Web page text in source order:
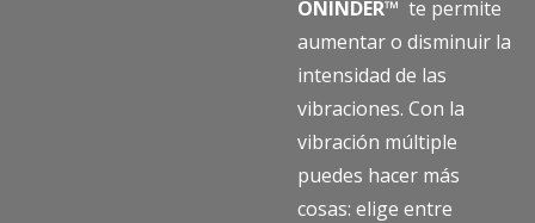
ONINDER™ te permite
aumentar o disminuir la
intensidad de las
vibraciones. Con la
vibración múltiple
puedes hacer más
cosas: elige entre